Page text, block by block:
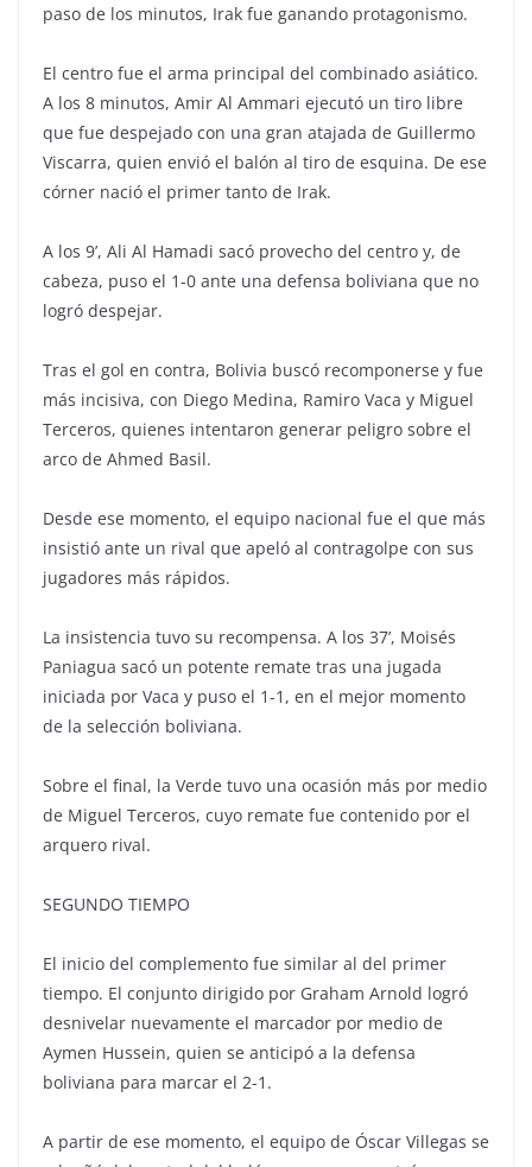
paso de los minutos, Irak fue ganando protagonismo.
El centro fue el arma principal del combinado asiático.
A los 8 minutos, Amir Al Ammari ejecutó un tiro libre
que fue despejado con una gran atajada de Guillermo
Viscarra, quien envió el balón al tiro de esquina. De ese
córner nació el primer tanto de Irak.
A los 9’, Ali Al Hamadi sacó provecho del centro y, de
cabeza, puso el 1-0 ante una defensa boliviana que no
logró despejar.
Tras el gol en contra, Bolivia buscó recomponerse y fue
más incisiva, con Diego Medina, Ramiro Vaca y Miguel
Terceros, quienes intentaron generar peligro sobre el
arco de Ahmed Basil.
Desde ese momento, el equipo nacional fue el que más
insistió ante un rival que apeló al contragolpe con sus
jugadores más rápidos.
La insistencia tuvo su recompensa. A los 37’, Moisés
Paniagua sacó un potente remate tras una jugada
iniciada por Vaca y puso el 1-1, en el mejor momento
de la selección boliviana.
Sobre el final, la Verde tuvo una ocasión más por medio
de Miguel Terceros, cuyo remate fue contenido por el
arquero rival.
SEGUNDO TIEMPO
El inicio del complemento fue similar al del primer
tiempo. El conjunto dirigido por Graham Arnold logró
desnivelar nuevamente el marcador por medio de
Aymen Hussein, quien se anticipó a la defensa
boliviana para marcar el 2-1.
A partir de ese momento, el equipo de Óscar Villegas se